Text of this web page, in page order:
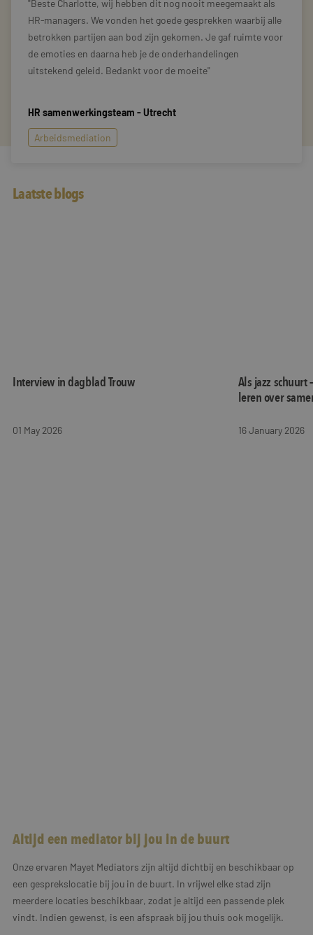
Beste Charlotte, wij hebben dit nog nooit meegemaakt als
HR-managers. We vonden het goede gesprekken waarbij alle
betrokken partijen aan bod zijn gekomen. Je gaf ruimte voor
de emoties en daarna heb je de onderhandelingen
uitstekend geleid. Bedankt voor de moeite
HR samenwerkingsteam - Utrecht
Arbeidsmediation
Laatste blogs
Interview in dagblad Trouw
01 May 2026
Als jazz schuurt
leren over
16 January 2026
Altijd een mediator bij jou in de buurt
Onze ervaren Mayet Mediators zijn altijd dichtbij en beschikbaar op
een gesprekslocatie bij jou in de buurt. In vrijwel elke stad zijn
meerdere locaties beschikbaar, zodat je altijd een passende plek
vindt. Indien gewenst, is een afspraak bij jou thuis ook mogelijk.